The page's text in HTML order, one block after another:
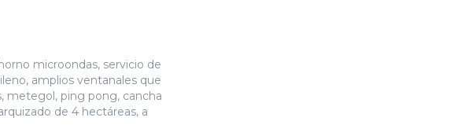
microondas, servicio de
amplios ventanales que
metegol, ping pong, cancha
de 4 hectáreas, a